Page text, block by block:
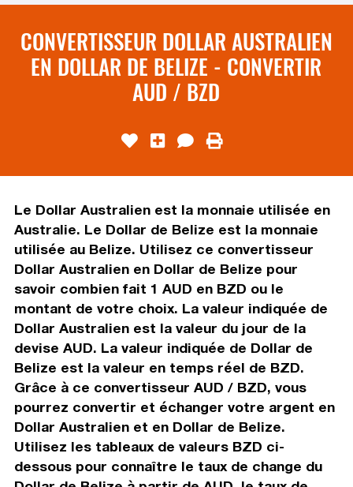
CONVERTISSEUR DOLLAR AUSTRALIEN
EN DOLLAR DE BELIZE - CONVERTIR
AUD / BZD
Le Dollar Australien est la monnaie utilisée en
Australie. Le Dollar de Belize est la monnaie
utilisée au Belize. Utilisez ce convertisseur
Dollar Australien en Dollar de Belize pour
savoir combien fait 1 AUD en BZD ou le
montant de votre choix. La valeur indiquée de
Dollar Australien est la valeur du jour de la
devise AUD. La valeur indiquée de Dollar de
Belize est la valeur en temps réel de BZD.
Grâce à ce convertisseur AUD / BZD, vous
pourrez convertir et échanger votre argent en
Dollar Australien et en Dollar de Belize.
Utilisez les tableaux de valeurs BZD ci-
dessous pour connaître le taux de change du